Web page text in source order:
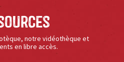
notre vidéothèque et
en libre accès.